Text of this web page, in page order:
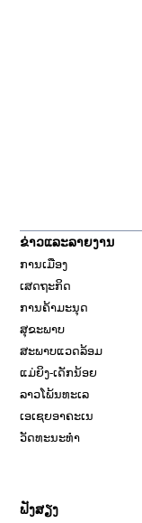
ຂ່າວແລະລາຍງານ
ການເມືອງ
ເສດຖະກິດ
ການຄ້າມະນຸດ
ສຸຂະພາບ
ສະພາບແວດລ້ອມ
ແມ່ຍິງ-ເດັກນ້ອຍ
ລາວໂພ້ນທະເລ
ເອເຊຍອາຄະເນ
ວັດທະນະທຳ
ຟັງສຽງ